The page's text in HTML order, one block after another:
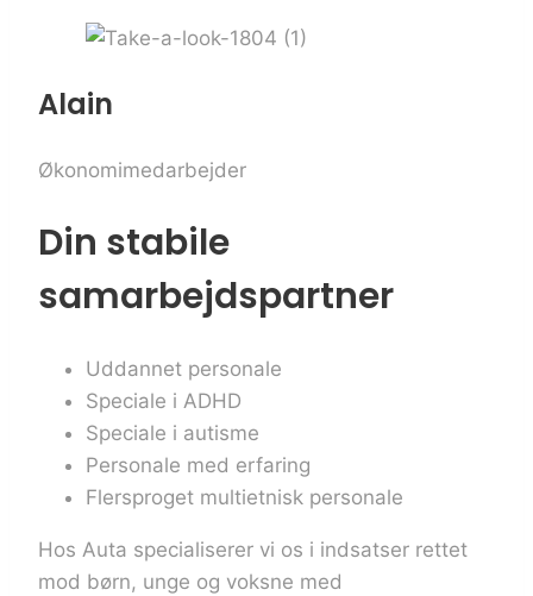
Alain
Økonomimedarbejder
Din stabile
samarbejdspartner
Uddannet personale
Speciale i ADHD
Speciale i autisme
Personale med erfaring
Flersproget multietnisk personale
Hos Auta specialiserer vi os i indsatser rettet
mod børn, unge og voksne med